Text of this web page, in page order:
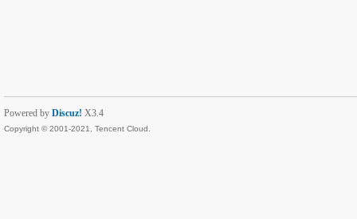
Powered by Discuz! X3.4
Copyright © 2001-2021, Tencent Cloud.